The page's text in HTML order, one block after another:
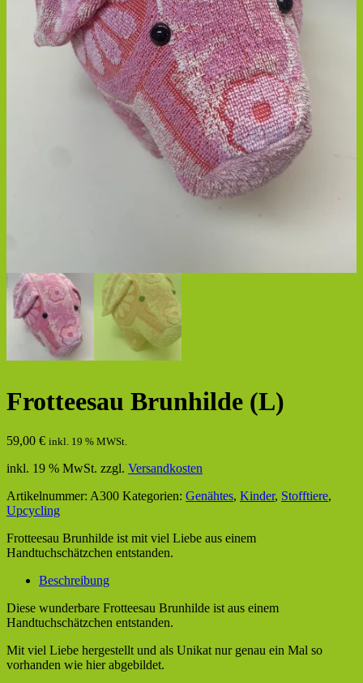
Frotteesau Brunhilde (L)
59,00 € inkl. 19 % MWSt.
inkl. 19 % MwSt. zzgl. Versandkosten
Artikelnummer: A300 Kategorien: Genähtes, Kinder, Stofftiere,
Upcycling
Frotteesau Brunhilde ist mit viel Liebe aus einem
Handtuchschätzchen entstanden.
Beschreibung
Diese wunderbare Frotteesau Brunhilde ist aus einem
Handtuchschätzchen entstanden.
Mit viel Liebe hergestellt und als Unikat nur genau ein Mal so
vorhanden wie hier abgebildet.